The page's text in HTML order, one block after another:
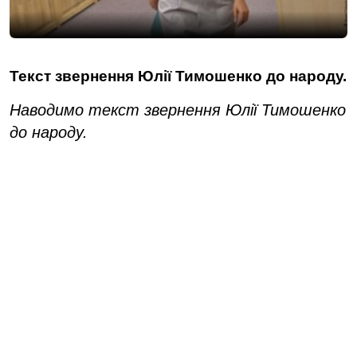
Текст звернення Юлії Тимошенко до народу.
Наводимо текст звернення Юлії Тимошенко
до народу.